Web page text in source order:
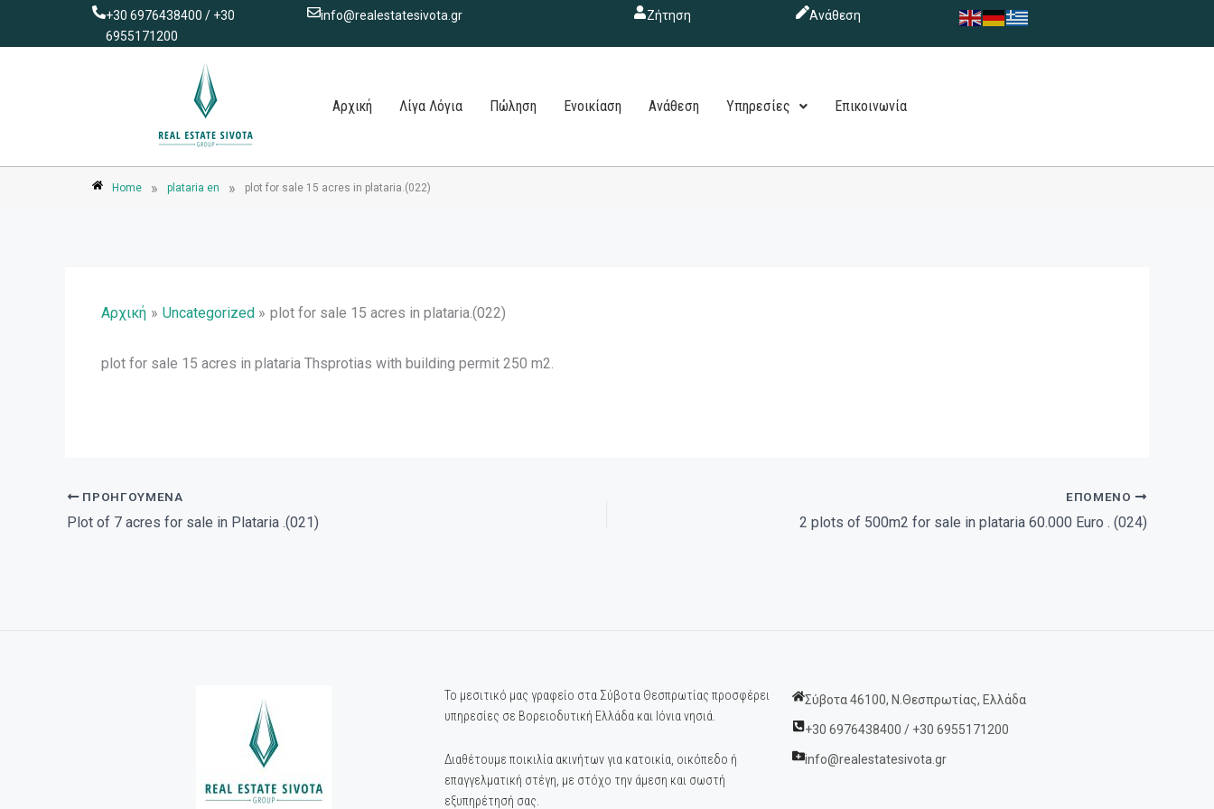
+30 6976438400 / +30
6955171200
info@realestatesivota.gr Ζήτηση Ανάθεση
Αρχική Λίγα Λόγια Πώληση Ενοικίαση Ανάθεση Υπηρεσίες Επικοινωνία
Home » plataria en » plot for sale 15 acres in plataria.(022)
Αρχική Uncategorized plot for sale 15 acres in plataria.(022)
plot for sale 15 acres in plataria Thsprotias with building permit 250 m2.
ΠΡΟΗΓΟΎΜΕΝΑ
Plot of 7 acres for sale in Plataria .(021)
ΕΠΌΜΕΝΟ
2 plots of 500m2 for sale in plataria 60.000 Euro . (024)
Το μεσιτικό μας γραφείο στα Σύβοτα Θεσπρωτίας προσφέρει
υπηρεσίες σε Βορειοδυτική Ελλάδα και Ιόνια νησιά.
Διαθέτουμε ποικιλία ακινήτων για κατοικία, οικόπεδο ή
επαγγελματική στέγη, με στόχο την άμεση και σωστή
εξυπηρέτησή σας.
Σύβοτα 46100, Ν.Θεσπρωτίας, Ελλάδα
+30 6976438400 / +30 6955171200
info@realestatesivota.gr